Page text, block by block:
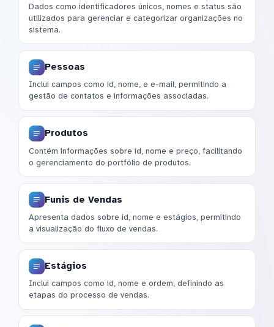
Dados como identificadores únicos, nomes e status são
utilizados para gerenciar e categorizar organizações no
sistema.
Pessoas
Inclui campos como id, nome, e e-mail, permitindo a
gestão de contatos e informações associadas.
Produtos
Contém informações sobre id, nome e preço, facilitando
o gerenciamento do portfólio de produtos.
Funis de Vendas
Apresenta dados sobre id, nome e estágios, permitindo
a visualização do fluxo de vendas.
Estágios
Inclui campos como id, nome e ordem, definindo as
etapas do processo de vendas.